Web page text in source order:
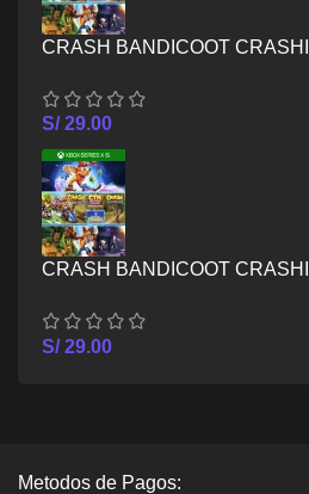
CRASH BANDICOOT
S/29.00
CRASH BANDICOOT
S/29.00
Metodos de Pagos: